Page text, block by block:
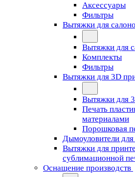
Аксессуары
Фильтры
Вытяжки для
Вытяжки для
Комплекты
Фильтры
Вытяжки для 3D
Вытяжки для
Печать
материалами
Порошковая
Дымоуловители для
Вытяжки для
сублимационной
Оснащение производств